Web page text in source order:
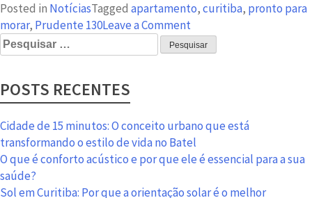
Posted in NotíciasTagged apartamento,curitiba, pronto para
morar, Prudente 130Leave a Commenton
Pronto
para
interior
do
Prudente
Pesquisar
por:
POSTS RECENTES
Cidade de 15 minutos: O conceito urbano que está
transformando o estilo de vida no Batel
O que é conforto acústico e por que ele é essencial para a sua
saúde?
Sol em Curitiba: Por que a orientação solar é o melhor